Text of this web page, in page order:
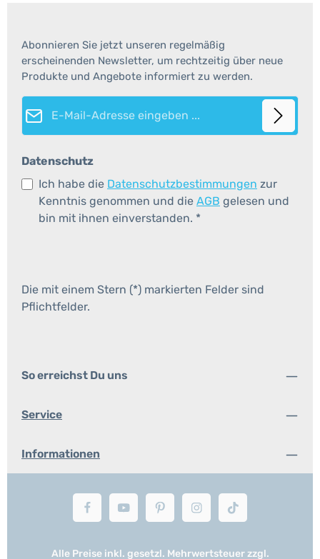
Abonnieren Sie jetzt unseren regelmäßig
erscheinenden Newsletter, um rechtzeitig über neue
Produkte und Angebote informiert zu werden.
E-Mail-Adresse*
Datenschutz
Ich habe die Datenschutzbestimmungen zur
Kenntnis genommen und die AGB gelesen und
bin mit ihnen einverstanden. *
Die mit einem Stern (*) markierten Felder sind
Pflichtfelder.
So erreichst Du uns
Service
Informationen
Alle Preise inkl. gesetzl. Mehrwertsteuer zzgl.